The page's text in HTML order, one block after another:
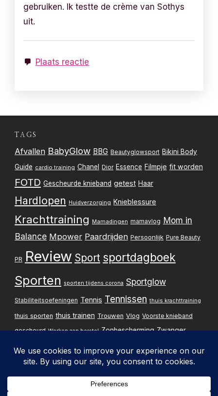
gebruiken. Ik testte de crème van Sothys
uit.
Plaats reactie
TAGS
Afvallen BabyGlow BBG Beautyglowsport Bikini Body
Guide cardio training Chanel Dior Essence Filmpje fit worden
FOTD Gescheurde knieband getest Haar
Hardlopen Huidverzorging Knieblessure
Krachttraining Mamadingen mamavlog Mom in
Balance Mpower Paardrijden Persoonlijk Pure Beauty
PR Review Sport sportdagboek
Sporten sporten tijdens corona Sportglow
Stabiliteitsoefeningen Tennis Tennissen thuis krachttraining
thuis sporten thuis trainen Trouwen Vlog Voorste knieband
gescheurd Werken aan herstel Zonbescherming Zwanger